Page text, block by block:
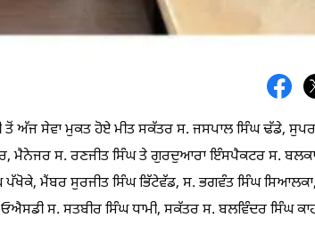
ਤੋਂ ਅੱਜ ਸੇਵਾ ਮੁਕਤ ਹੋਏ ਮੀਤ ਸਕੱਤਰ ਸ. ਜਸਪਾਲ ਸਿੰਘ ਢੱਡੇ,
ਮੈਨੇਜਰ ਸ. ਰਣਜੀਤ ਸਿੰਘ ਤੇ ਗੁਰਦੁਆਰਾ ਇੰਸਪੈਕਟਰ ਸ.
ਪੱਖੋਕੇ, ਮੈਂਬਰ ਸੁਰਜੀਤ ਸਿੰਘ ਭਿੱਟੇਵੱਡ, ਸ. ਭਗਵੰਤ ਸਿੰਘ
ਸ. ਸਤਬੀਰ ਸਿੰਘ ਧਾਮੀ, ਸਕੱਤਰ ਸ. ਬਲਵਿੰਦਰ ਸਿੰਘ